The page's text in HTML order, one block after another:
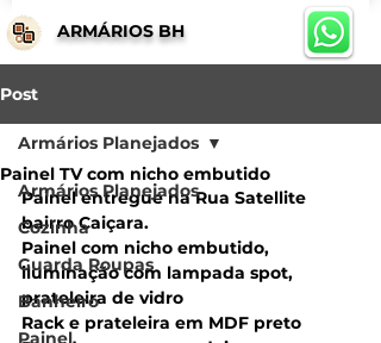
ARMÁRIOS BH
Post
Armários Planejados
Cozinha
Guarda Roupas
Banheiro
Painel
Armários Planejados
Painel TV com nicho embutido
Painel entregue na Rua Satellite
bairro Caiçara.
Painel com nicho embutido,
iluminação com lampada spot,
prateleira de vidro
Rack e prateleira em MDF preto